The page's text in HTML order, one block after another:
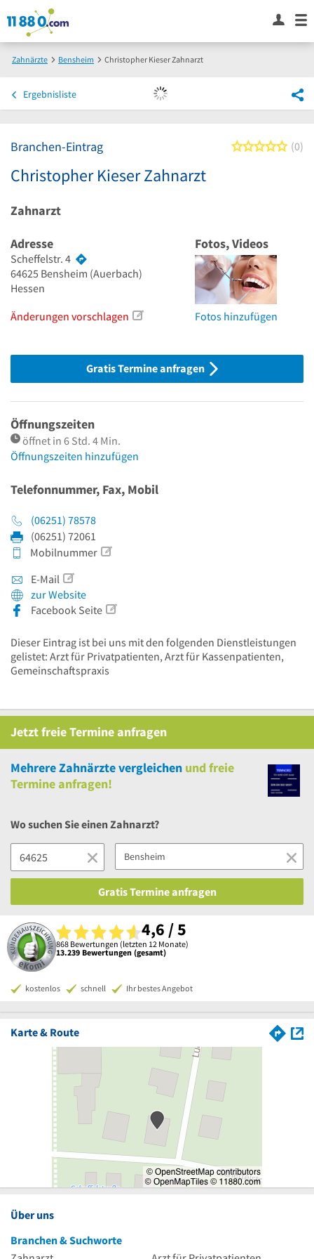
Zahnärzte Bensheim Christopher Kieser Zahnarzt
Ergebnisliste
Branchen-Eintrag 00
Christopher Kieser Zahnarzt
Zahnarzt
Adresse
Scheffelstr. 4
64625 Bensheim (Auerbach)
Hessen
Änderungen vorschlagen
Fotos, Videos
Fotos hinzufügen
Gratis Termine anfragen
Öffnungszeiten
öffnet in 6 Std. 4 Min.
Öffnungszeiten hinzufügen
Telefonnummer, Fax, Mobil
(06251) 78578
(06251) 72061
Mobilnummer
E-Mail
zur Website
Facebook Seite
Dieser Eintrag ist bei uns mit den folgenden Dienstleistungen
gelistet: Arzt für Privatpatienten, Arzt für Kassenpatienten,
Gemeinschaftspraxis
JetztfreieTermine anfragen
MehrereZahnärzte vergleichen undfreie
Termine anfragen!
Wo suchen Sie einen Zahnarzt?
Gratis Termine anfragen
4,6 / 5
868 Bewertungen (letzten 12 Monate)
13.239 Bewertungen (gesamt)
kostenlos schnell Ihr bestes Angebot
Karte & Route
Über uns
Branchen & Suchworte